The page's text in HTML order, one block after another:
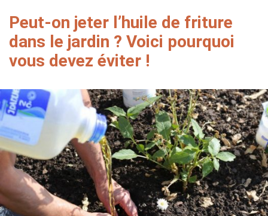
Peut-on jeter l’huile de friture
dans le jardin ? Voici pourquoi
vous devez éviter !